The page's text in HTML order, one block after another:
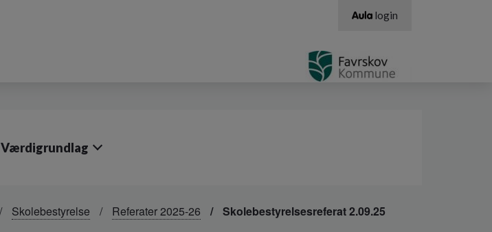
login
Værdigrundlag
Skolebestyrelse Referater 2025-26 Skolebestyrelsesreferat 2.09.25